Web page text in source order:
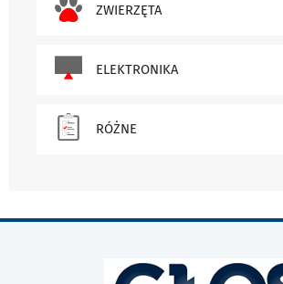
ZWIERZĘTA
ELEKTRONIKA
RÓŻNE